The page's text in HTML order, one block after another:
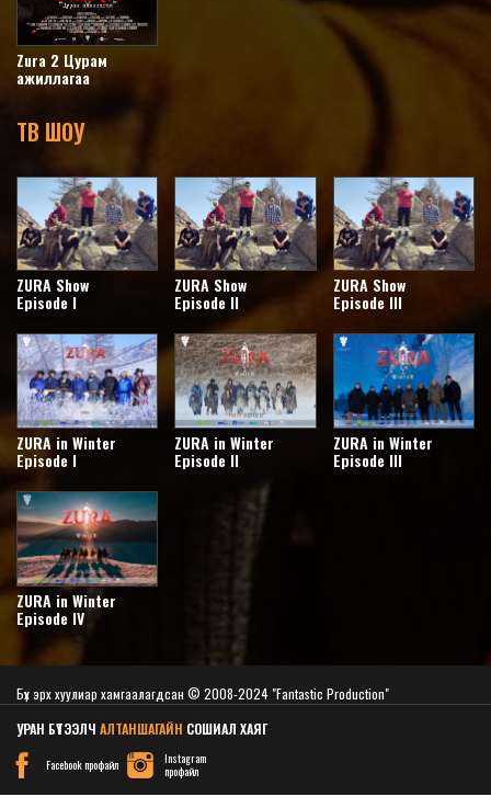
Zura 2 Цурам
ажиллагаа
ТВ ШОУ
ZURA Show
Episode I
ZURA Show
Episode II
ZURA Show
Episode III
ZURA in Winter
Episode I
ZURA in Winter
Episode II
ZURA in Winter
Episode III
ZURA in Winter
Episode IV
УРАН БҮТЭЭЛЧ АЛТАНШАГАЙН СОШИАЛ ХАЯГ
Facebook профайл
Instagram
профайл
Бүх эрх хуулиар хамгаалагдсан © 2008-2024 "Fantastic Production"
Дуудлагын төв